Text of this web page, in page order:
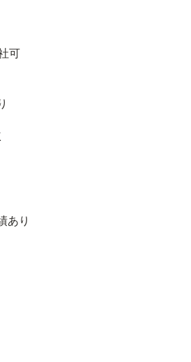
可
あり